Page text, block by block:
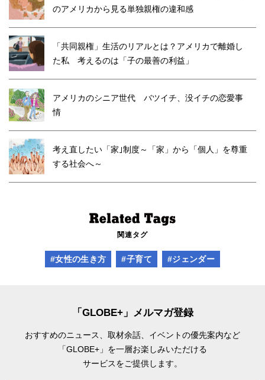
のアメリカから見る単独親権の違和感
「共同親権」生活のリアルとは？アメリカで離婚し
た私 考えるのは「子の最善の利益」
アメリカのシニア世代 バツイチ、没イチの恋愛事
情
考え直したい「家｣制度～「家」から「個人」を尊重
する社会へ～
関連タグ
#女性の生き方 #子育て #ジェンダー
「GLOBE+」メルマガ登録
おすすめのニュース、取材余話、 イベントの優先案内など
「GLOBE+」を一層お楽しみいただける
サービスをご提供します。